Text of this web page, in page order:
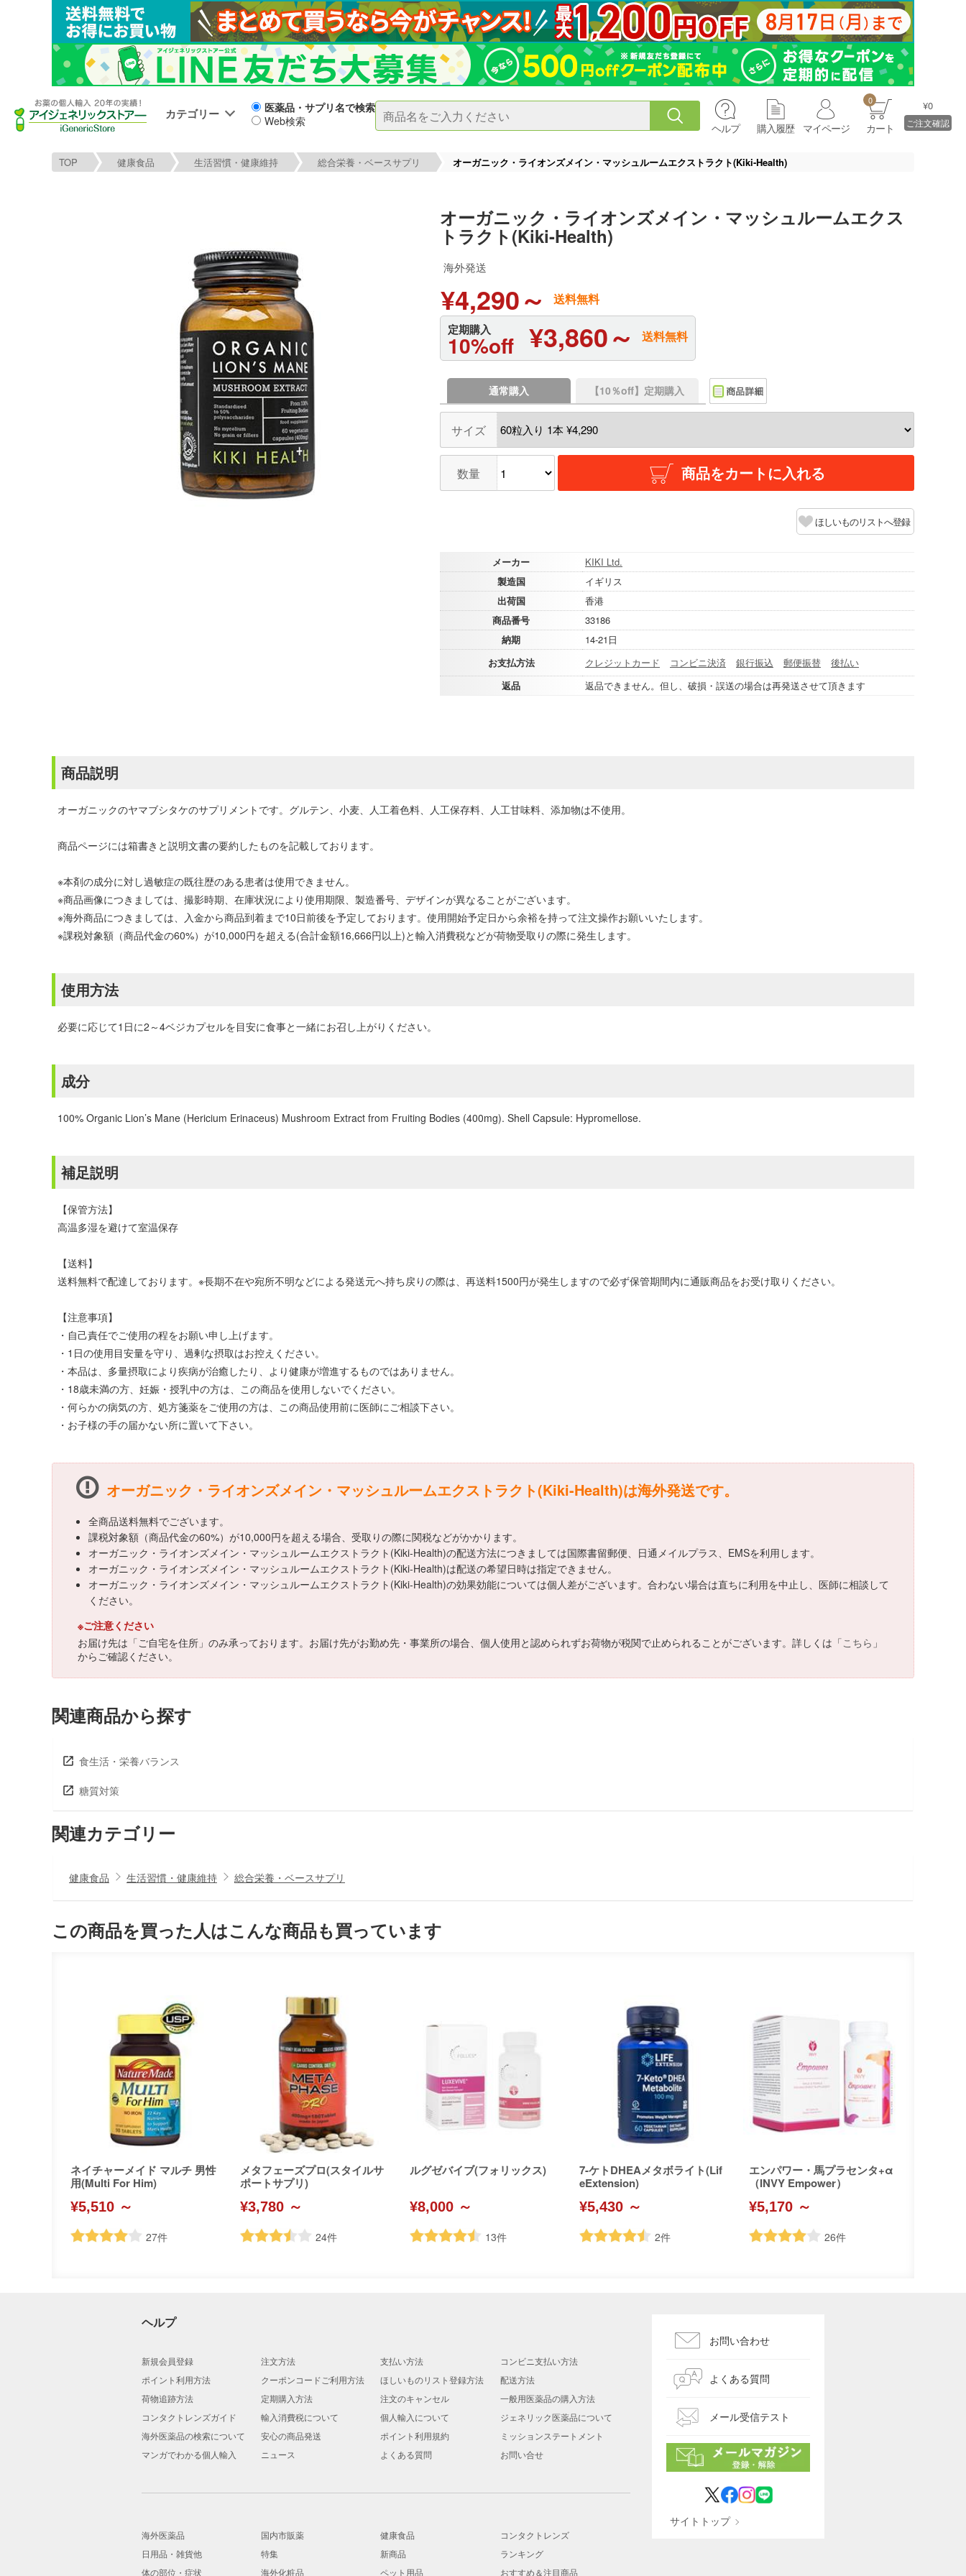
カテゴリー
医薬品・サプリ名で検索
Web検索
ヘルプ 購入履歴 マイページ
0
カート
¥0
ご注文確認
TOP 健康食品 生活習慣・健康維持 総合栄養・ベースサプリ オーガニック・ライオンズメイン・マッシュルームエクストラクト(Kiki-Health)
オーガニック・ライオンズメイン・マッシュルームエクス
トラクト(Kiki-Health)
海外発送
¥4,290～ 送料無料
定期購入
10%off ¥3,860～ 送料無料
通常購入 【10％off】定期購入
サイズ
数量 商品をカートに入れる
ほしいものリストへ登録
メーカー
KIKI Ltd.
製造国
イギリス
出荷国
香港
商品番号
33186
納期
14-21日
お支払方法
クレジットカード コンビニ決済 銀行振込 郵便振替
後払い
返品
返品できません。但し、破損・誤送の場合は再発送させて頂きます
商品説明
オーガニックのヤマブシタケのサプリメントです。グルテン、小麦、人工着色料、人工保存料、人工甘味料、添加物は不使用。
商品ページには箱書きと説明文書の要約したものを記載しております。
※本剤の成分に対し過敏症の既往歴のある患者は使用できません。
※商品画像につきましては、撮影時期、在庫状況により使用期限、製造番号、デザインが異なることがございます。
※海外商品につきましては、入金から商品到着まで10日前後を予定しております。使用開始予定日から余裕を持って注文操作お願いいたします。
※課税対象額（商品代金の60%）が10,000円を超える(合計金額16,666円以上)と輸入消費税などが荷物受取りの際に発生します。
使用方法
必要に応じて1日に2～4ベジカプセルを目安に食事と一緒にお召し上がりください。
成分
100% Organic Lion’s Mane (Hericium Erinaceus) Mushroom Extract from Fruiting Bodies (400mg). Shell Capsule: Hypromellose.
補足説明
【保管方法】
高温多湿を避けて室温保存
【送料】
送料無料で配達しております。※長期不在や宛所不明などによる発送元へ持ち戻りの際は、再送料1500円が発生しますので必ず保管期間内に通販商品をお受け取りください。
【注意事項】
・自己責任でご使用の程をお願い申し上げます。
・1日の使用目安量を守り、過剰な摂取はお控えください。
・本品は、多量摂取により疾病が治癒したり、より健康が増進するものではありません。
・18歳未満の方、妊娠・授乳中の方は、この商品を使用しないでください。
・何らかの病気の方、処方箋薬をご使用の方は、この商品使用前に医師にご相談下さい。
・お子様の手の届かない所に置いて下さい。
オーガニック・ライオンズメイン・マッシュルームエクストラクト(Kiki-Health)は海外発送です。
全商品送料無料でございます。
課税対象額（商品代金の60%）が10,000円を超える場合、受取りの際に関税などがかかります。
オーガニック・ライオンズメイン・マッシュルームエクストラクト(Kiki-Health)の配送方法につきましては国際書留郵便、日通メイルプラス、EMSを利用します。
オーガニック・ライオンズメイン・マッシュルームエクストラクト(Kiki-Health)は配送の希望日時は指定できません。
オーガニック・ライオンズメイン・マッシュルームエクストラクト(Kiki-Health)の効果効能については個人差がございます。合わない場合は直ちに利用を中止し、医師に相談して
ください。
※ご注意ください
お届け先は「ご自宅を住所」のみ承っております。お届け先がお勤め先・事業所の場合、個人使用と認められずお荷物が税関で止められることがございます。詳しくは「こちら 」
からご確認ください。
関連商品から探す
食生活・栄養バランス
糖質対策
関連カテゴリー
健康食品 生活習慣・健康維持 総合栄養・ベースサプリ
この商品を買った人はこんな商品も買っています
ネイチャーメイド マルチ 男性
用(Multi For Him)
¥5,510 ～
27件
メタフェーズプロ(スタイルサ
ポートサプリ)
¥3,780 ～
24件
ルグゼバイブ(フォリックス)
¥8,000 ～
13件
7-ケトDHEAメタボライト(Lif
eExtension)
¥5,430 ～
2件
エンパワー・馬プラセンタ+α
（INVY Empower）
¥5,170 ～
26件
ヘルプ
新規会員登録 注文方法 支払い方法
コンビニ支払い方法
ポイント利用方法
クーポンコードご利用方法 ほしいものリスト登録方法
配送方法
荷物追跡方法
定期購入方法 注文のキャンセル
一般用医薬品の購入方法
コンタクトレンズガイド
輸入消費税について 個人輸入について
ジェネリック医薬品について
海外医薬品の検索について
安心の商品発送 ポイント利用規約
ミッションステートメント
マンガでわかる個人輸入
ニュース よくある質問 お問い合せ
海外医薬品 国内市販薬 健康食品
コンタクトレンズ
日用品・雑貨他
特集 新商品
ランキング
体の部位・症状
海外化粧品 ペット用品 おすすめ＆注目商品
お問い合わせ
よくある質問
メール受信テスト
サイトトップ